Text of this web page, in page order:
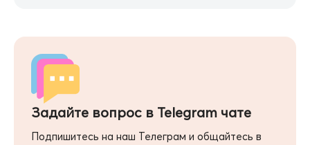
Задайте вопрос в Telegram чате
Подпишитесь на наш Телеграм и общайтесь в